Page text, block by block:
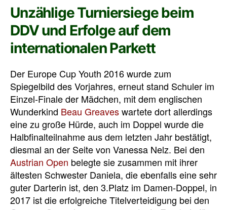
Unzählige Turniersiege beim
DDV und Erfolge auf dem
internationalen Parkett
Der Europe Cup Youth 2016 wurde zum
Spiegelbild des Vorjahres, erneut stand Schuler im
Einzel-Finale der Mädchen, mit dem englischen
Wunderkind Beau Greaveswartete dort allerdings
eine zu große Hürde, auch im Doppel wurde die
Halbfinalteilnahme aus dem letzten Jahr bestätigt,
diesmal an der Seite von Vanessa Nelz. Bei den
Austrian Open belegte sie zusammen mit ihrer
ältesten Schwester Daniela, die ebenfalls eine sehr
guter Darterin ist, den 3.Platz im Damen-Doppel, in
2017 ist die erfolgreiche Titelverteidigung bei den